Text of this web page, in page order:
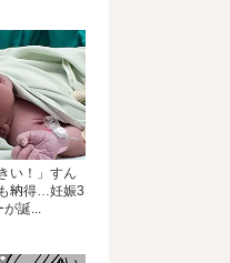
い！」すん
納得…妊娠3
誕...